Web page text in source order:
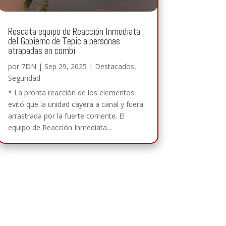
Rescata equipo de Reacción Inmediata
del Gobierno de Tepic a personas
atrapadas en combi
por 7DN | Sep 29, 2025 | Destacados,
Seguridad
* La pronta reacción de los elementos
evitó que la unidad cayera a canal y fuera
arrastrada por la fuerte corriente. El
equipo de Reacción Inmediata...